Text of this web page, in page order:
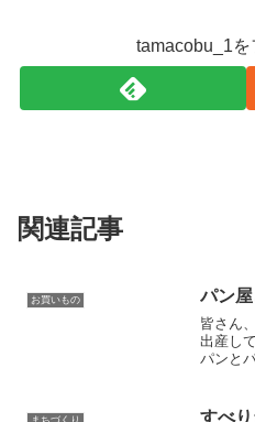
tamacobu_1を
関連記事
お買いもの パン
皆さん
出産し
パンと
ど、ぐ
まちづくり すべ